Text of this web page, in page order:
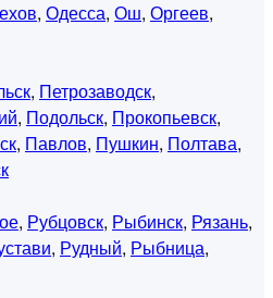
, Одесса, Ош, Оргеев,
, Петрозаводск,
, Подольск, Прокопьевск,
, Павлов, Пушкин, Полтава,
, Рубцовск, Рыбинск, Рязань,
, Рудный, Рыбница,